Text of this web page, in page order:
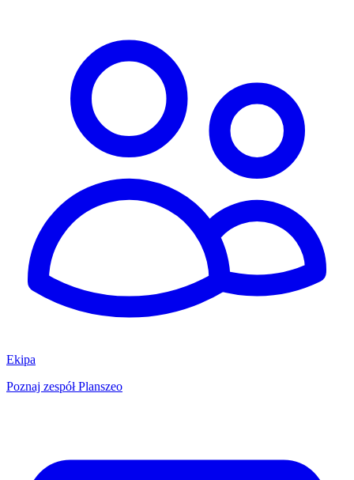
Ekipa
Poznaj zespół Planszeo